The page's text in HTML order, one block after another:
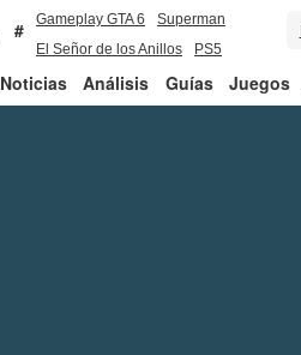
Gameplay GTA 6
Superman
El Señor de los Anillos
PS5
Noticias Análisis Guías Juegos